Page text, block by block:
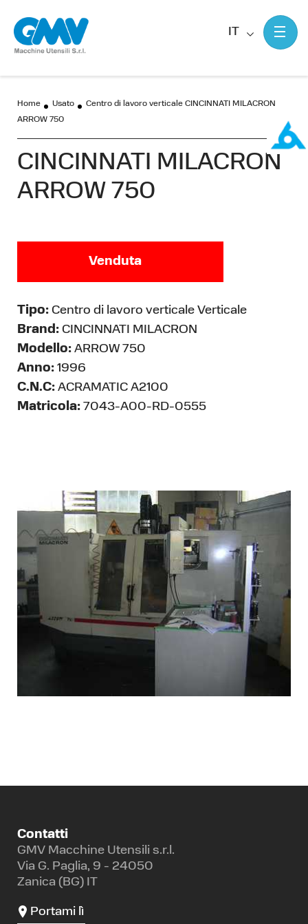
IT
Home Usato
Centro di lavoro verticale CINCINNATI MILACRON
ARROW 750
CINCINNATI MILACRON
ARROW 750
Venduta
Tipo: Centro di lavoro verticale Verticale
Brand: CINCINNATI MILACRON
Modello: ARROW 750
Anno: 1996
C.N.C: ACRAMATIC A2100
Matricola: 7043-A00-RD-0555
Contatti
GMV Macchine Utensili s.r.l.
Via G. Paglia, 9 - 24050
Zanica (BG) IT
Portami lì